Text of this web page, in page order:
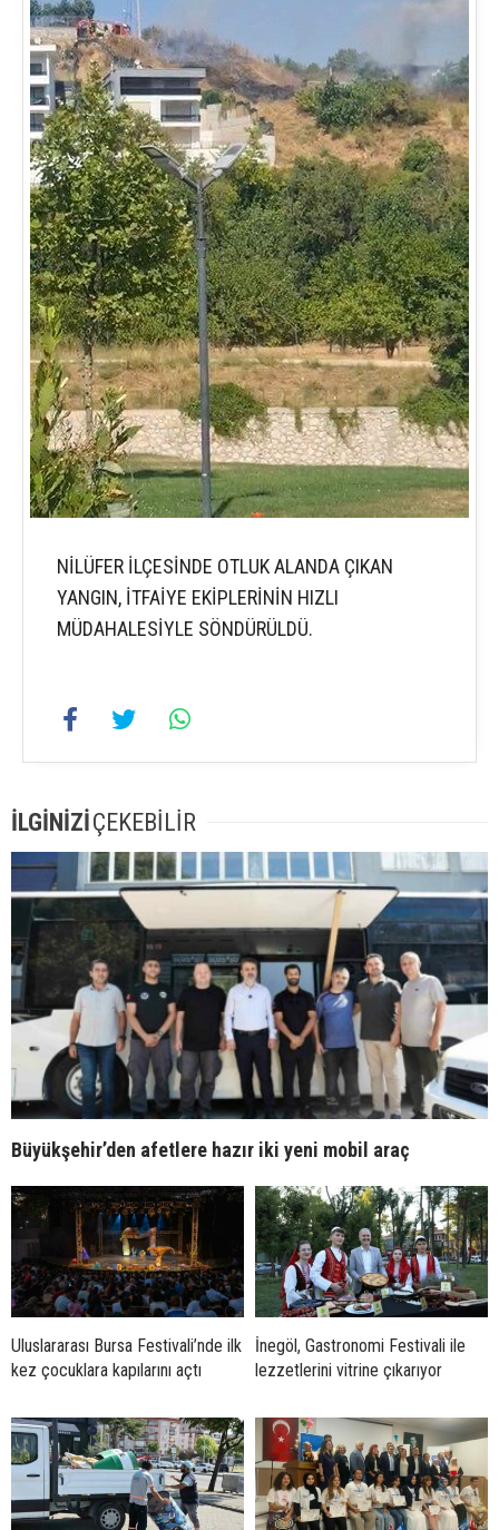
NİLÜFER İLÇESİNDE OTLUK ALANDA ÇIKAN
YANGIN, İTFAİYE EKİPLERİNİN HIZLI
MÜDAHALESİYLE SÖNDÜRÜLDÜ.
İLGİNİZİÇEKEBİLİR
Büyükşehir’den afetlere hazır iki yeni mobil araç
Uluslararası Bursa Festivali’nde ilk
kez çocuklara kapılarını açtı
İnegöl, Gastronomi Festivali ile
lezzetlerini vitrine çıkarıyor